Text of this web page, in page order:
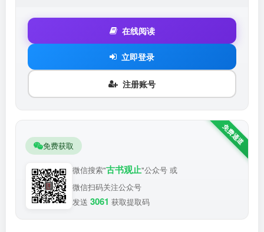
在线阅读
立即登录
注册账号
免费获取
微信搜索"古书观止"公众号 或
微信扫码关注公众号
发送 3061 获取提取码